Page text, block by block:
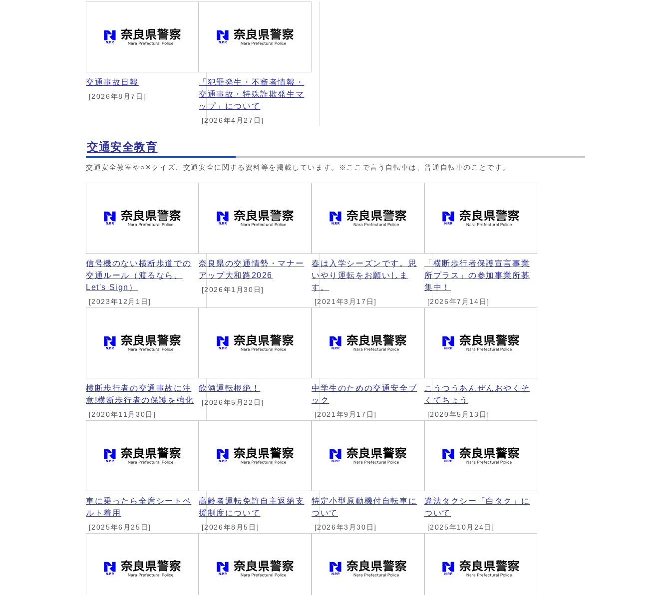
交通事故日報
[2026年8月7日]
「犯罪発生・不審者情報・
交通事故・特殊詐欺発生マ
ップ」について
[2026年4月27日]
交通安全教育
交通安全教室や○✕クイズ、交通安全に関する資料等を掲載しています。※ここで言う自転車は、普通自転車のことです。
信号機のない横断歩道での
交通ルール（渡るなら、
Let's Sign）
[2023年12月1日]
奈良県の交通情勢・マナー
アップ大和路2026
[2026年1月30日]
春は入学シーズンです。思
いやり運転をお願いしま
す。
[2021年3月17日]
「横断歩行者保護宣言事業
所プラス」の参加事業所募
集中！
[2026年7月14日]
横断歩行者の交通事故に注
意!横断歩行者の保護を強化
[2020年11月30日]
飲酒運転根絶！
[2026年5月22日]
中学生のための交通安全ブ
ック
[2021年9月17日]
こうつうあんぜんおやくそ
くてちょう
[2020年5月13日]
車に乗ったら全席シートベ
ルト着用
[2025年6月25日]
高齢者運転免許自主返納支
援制度について
[2026年8月5日]
特定小型原動機付自転車に
ついて
[2026年3月30日]
違法タクシー「白タク」に
ついて
[2025年10月24日]